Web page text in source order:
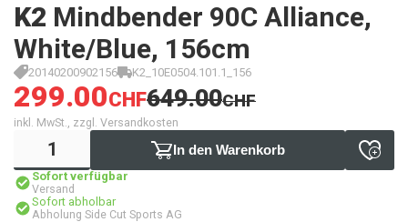
K2 Mindbender 90C Alliance,
White/Blue, 156cm
20140200902156 K2_10E0504.101.1_156
299.00CHF649.00CHF
inkl. MwSt., zzgl. Versandkosten
In den Warenkorb
Sofort verfügbar
Versand
Sofort abholbar
Abholung Side Cut Sports AG